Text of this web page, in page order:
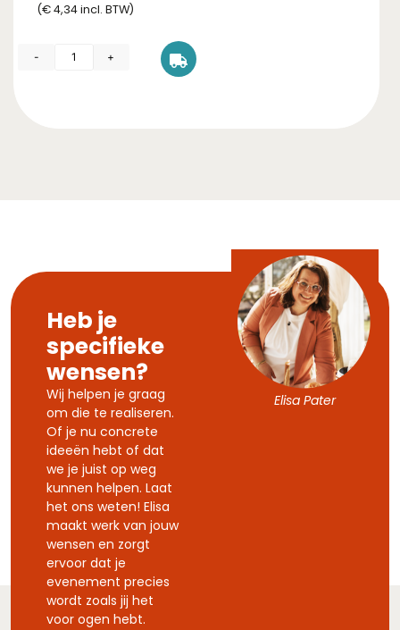
(€4,34incl. BTW)
- +
Elisa Pater
Heb je
specifieke
wensen?
Wij helpen je graag
om die te realiseren.
Of je nu concrete
ideeën hebt of dat
we je juist op weg
kunnen helpen. Laat
het ons weten! Elisa
maakt werk van jouw
wensen en zorgt
ervoor dat je
evenement precies
wordt zoals jij het
voor ogen hebt.